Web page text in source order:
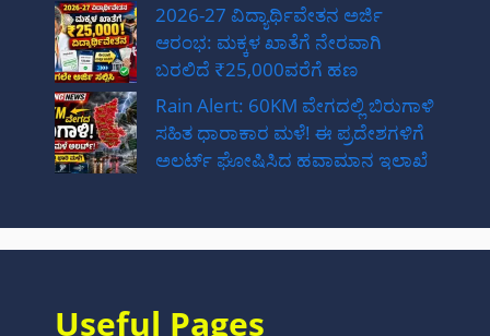
2026-27 ವಿದ್ಯಾರ್ಥಿವೇತನ ಅರ್ಜಿ
ಆರಂಭ: ಮಕ್ಕಳ ಖಾತೆಗೆ ನೇರವಾಗಿ
ಬರಲಿದೆ ₹25,000ವರೆಗೆ ಹಣ
Rain Alert: 60KM ವೇಗದಲ್ಲಿ ಬಿರುಗಾಳಿ
ಸಹಿತ ಧಾರಾಕಾರ ಮಳೆ! ಈ ಪ್ರದೇಶಗಳಿಗೆ
ಅಲರ್ಟ್ ಘೋಷಿಸಿದ ಹವಾಮಾನ ಇಲಾಖೆ
Useful Pages